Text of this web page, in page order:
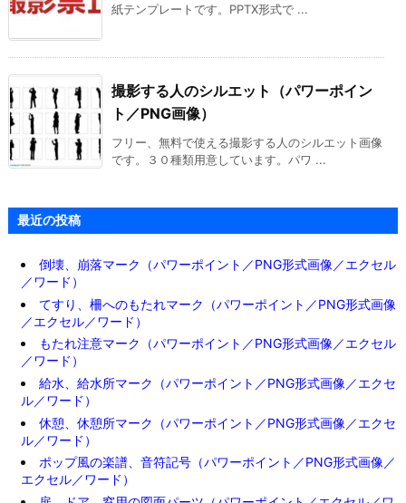
紙テンプレートです。PPTX形式で ...
撮影する人のシルエット（パワーポイン
ト／PNG画像）
フリー、無料で使える撮影する人のシルエット画像
です。３０種類用意しています。パワ ...
最近の投稿
倒壊、崩落マーク（パワーポイント／PNG形式画像／エクセル
／ワード）
てすり、柵へのもたれマーク（パワーポイント／PNG形式画像
／エクセル／ワード）
もたれ注意マーク（パワーポイント／PNG形式画像／エクセル
／ワード）
給水、給水所マーク（パワーポイント／PNG形式画像／エクセ
ル／ワード）
休憩、休憩所マーク（パワーポイント／PNG形式画像／エクセ
ル／ワード）
ポップ風の楽譜、音符記号（パワーポイント／PNG形式画像／
エクセル／ワード）